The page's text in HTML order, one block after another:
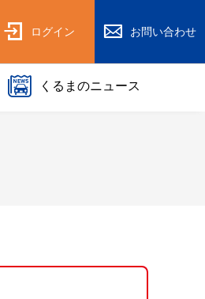
ログイン お問い合わせ
くるまのニュース